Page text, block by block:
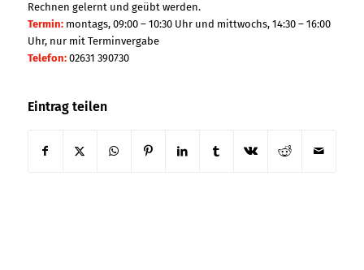
Rechnen gelernt und geübt werden.
Termin:montags, 09:00 – 10:30 Uhr und mittwochs, 14:30 – 16:00
Uhr, nur mit Terminvergabe
Telefon:02631 390730
Eintrag teilen